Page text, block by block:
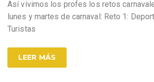
Así vivimos los profes los retos
lunes y martes de carnaval: Reto 1:
Turistas
LEER MÁS